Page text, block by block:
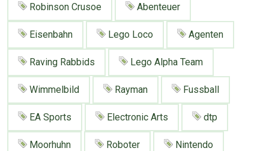
Kategoriewolke
Robinson Crusoe Abenteuer
Eisenbahn Lego Loco Agenten
Raving Rabbids Lego Alpha Team
Wimmelbild Rayman Fussball
EA Sports Electronic Arts dtp
Moorhuhn Roboter Nintendo